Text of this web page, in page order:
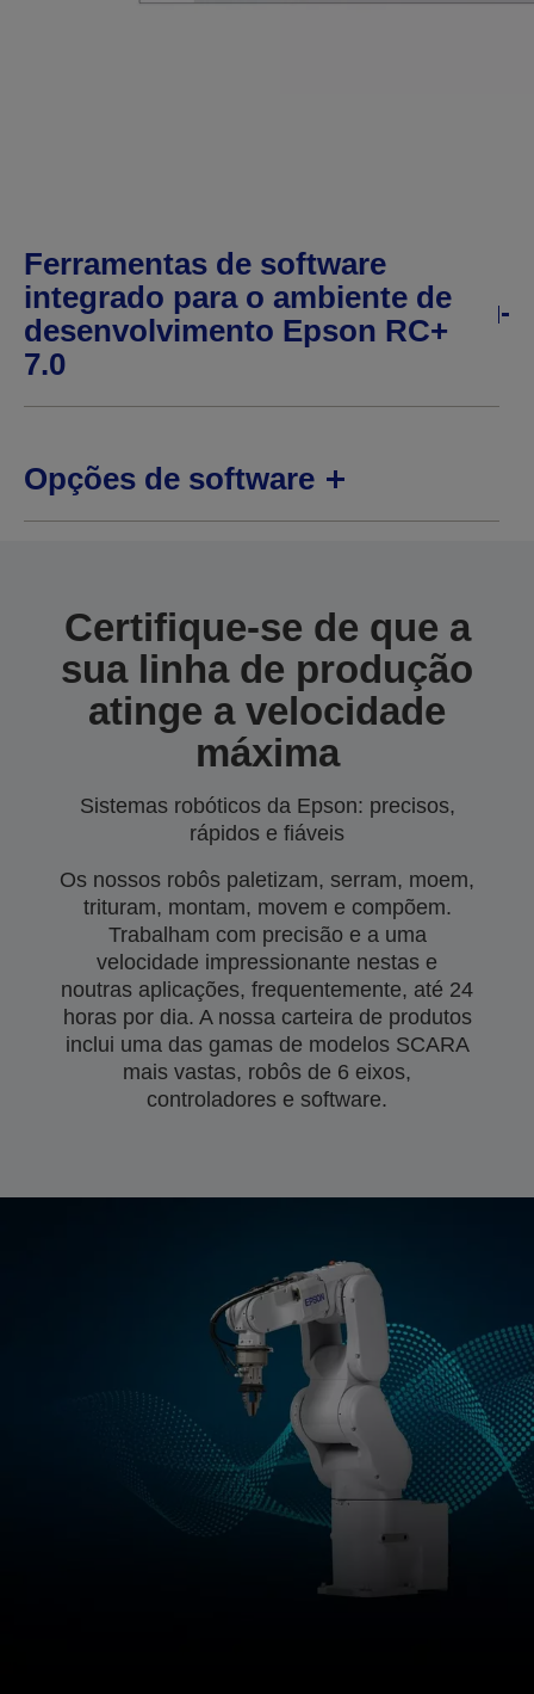
Ferramentas de software
integrado para o ambiente de
desenvolvimento Epson RC+
7.0
Opções de software
Certifique-se de que a
sua linha de produção
atinge a velocidade
máxima
Sistemas robóticos da Epson: precisos,
rápidos e fiáveis
Os nossos robôs paletizam, serram, moem,
trituram, montam, movem e compõem.
Trabalham com precisão e a uma
velocidade impressionante nestas e
noutras aplicações, frequentemente, até 24
horas por dia. A nossa carteira de produtos
inclui uma das gamas de modelos SCARA
mais vastas, robôs de 6 eixos,
controladores e software.